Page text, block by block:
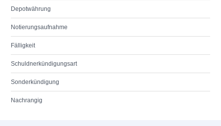
Depotwährung
Notierungsaufnahme
Fälligkeit
Schuldnerkündigungsart
Sonderkündigung
Nachrangig